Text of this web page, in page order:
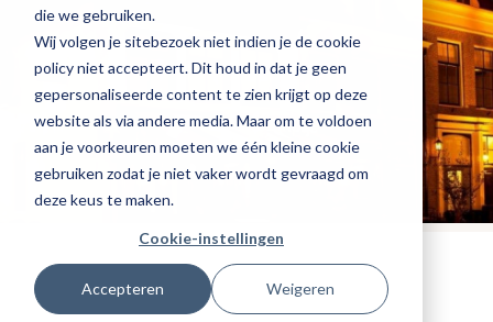
die we gebruiken.
Wij volgen je sitebezoek niet indien je de cookie
policy niet accepteert. Dit houd in dat je geen
gepersonaliseerde content te zien krijgt op deze
website als via andere media. Maar om te voldoen
aan je voorkeuren moeten we één kleine cookie
gebruiken zodat je niet vaker wordt gevraagd om
deze keus te maken.
Cookie-instellingen
Accepteren Weigeren
Tags:michelin
Gepubliceerd op: 2 januari 2018